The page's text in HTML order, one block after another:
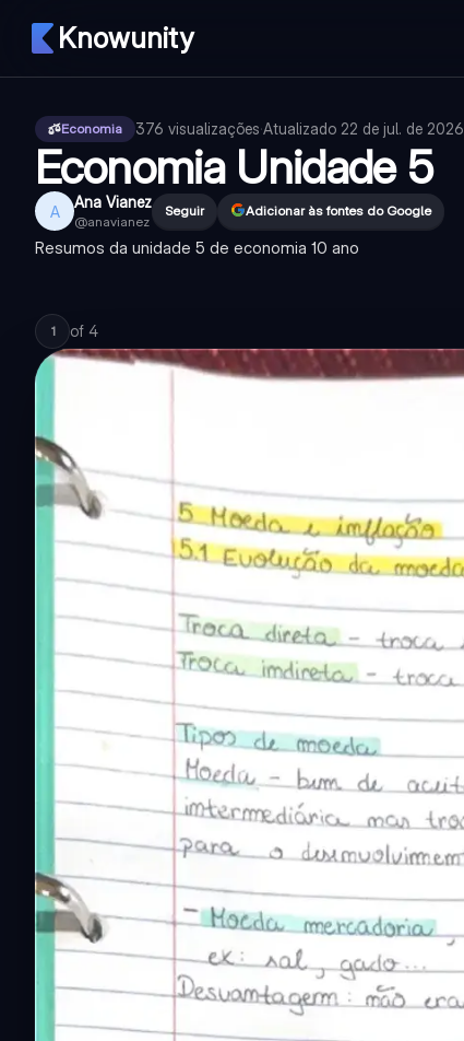
Knowunity
Economia 376 visualizações·Atualizado 22 de jul. de 2026
Economia Unidade 5
A Ana Vianez
@anavianez
Seguir Adicionar às fontes do Google
Resumos da unidade 5 de economia 10 ano
1 of 4